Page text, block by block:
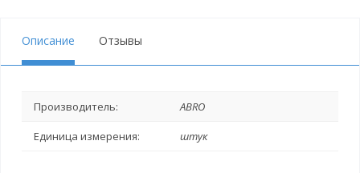
Описание Отзывы
Производитель: ABRO
Единица измерения: штук